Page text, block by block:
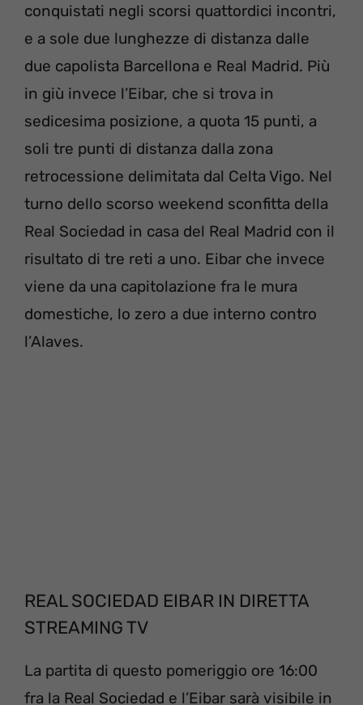
conquistati negli scorsi quattordici incontri,
e a sole due lunghezze di distanza dalle
due capolista Barcellona e Real Madrid. Più
in giù invece l’Eibar, che si trova in
sedicesima posizione, a quota 15 punti, a
soli tre punti di distanza dalla zona
retrocessione delimitata dal Celta Vigo. Nel
turno dello scorso weekend sconfitta della
Real Sociedad in casa del Real Madrid con il
risultato di tre reti a uno. Eibar che invece
viene da una capitolazione fra le mura
domestiche, lo zero a due interno contro
l’Alaves.
REAL SOCIEDAD EIBAR IN DIRETTA
STREAMING TV
La partita di questo pomeriggio ore 16:00
fra la Real Sociedad e l’Eibar sarà visibile in